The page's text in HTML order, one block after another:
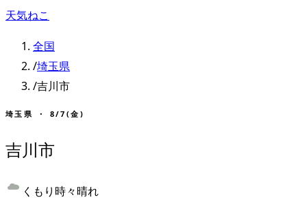
天気ねこ
全国
/埼玉県
/吉川市
埼玉県 ・ 8/7(金)
吉川市
くもり時々晴れ